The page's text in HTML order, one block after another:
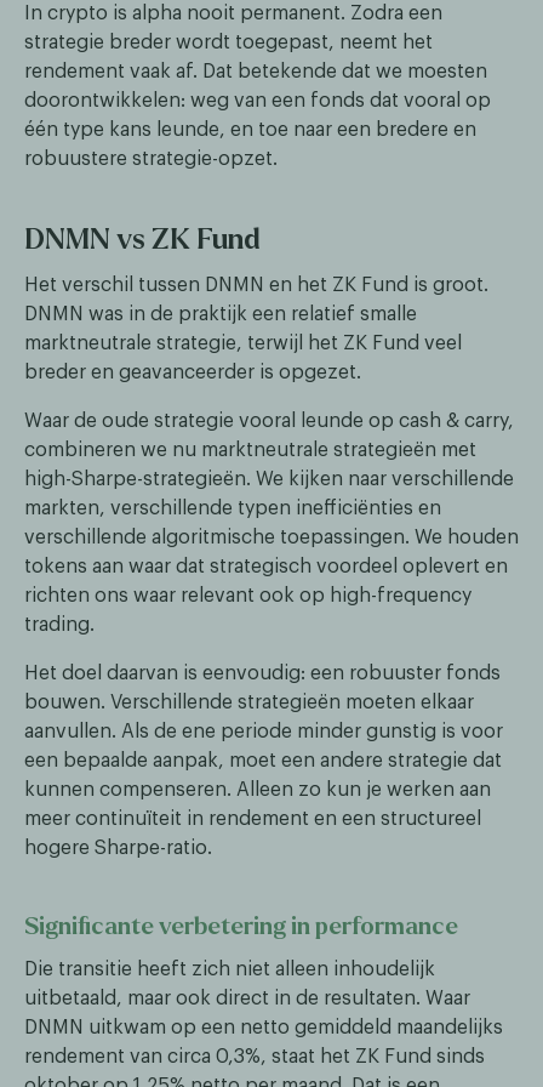
In crypto is alpha nooit permanent. Zodra een
strategie breder wordt toegepast, neemt het
rendement vaak af. Dat betekende dat we moesten
doorontwikkelen: weg van een fonds dat vooral op
één type kans leunde, en toe naar een bredere en
robuustere strategie-opzet.
DNMN vs ZK Fund
Het verschil tussen DNMN en het ZK Fund is groot.
DNMN was in de praktijk een relatief smalle
marktneutrale strategie, terwijl het ZK Fund veel
breder en geavanceerder is opgezet.
Waar de oude strategie vooral leunde op cash & carry,
combineren we nu marktneutrale strategieën met
high-Sharpe-strategieën. We kijken naar verschillende
markten, verschillende typen inefficiënties en
verschillende algoritmische toepassingen. We houden
tokens aan waar dat strategisch voordeel oplevert en
richten ons waar relevant ook op high-frequency
trading.
Het doel daarvan is eenvoudig: een robuuster fonds
bouwen. Verschillende strategieën moeten elkaar
aanvullen. Als de ene periode minder gunstig is voor
een bepaalde aanpak, moet een andere strategie dat
kunnen compenseren. Alleen zo kun je werken aan
meer continuïteit in rendement en een structureel
hogere Sharpe-ratio.
Significante verbetering in performance
Die transitie heeft zich niet alleen inhoudelijk
uitbetaald, maar ook direct in de resultaten. Waar
DNMN uitkwam op een netto gemiddeld maandelijks
rendement van circa 0,3%, staat het ZK Fund sinds